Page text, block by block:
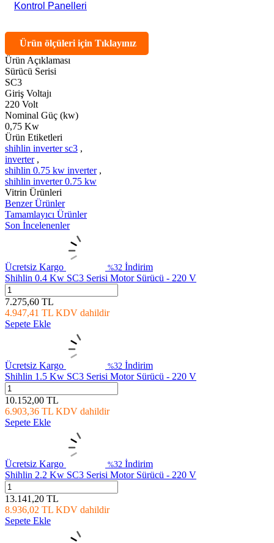
Kontrol Panelleri
Ürün ölçüleri için Tıklayınız
Ürün Açıklaması
Sürücü Serisi
SC3
Giriş Voltajı
220 Volt
Nominal Güç (kw)
0,75 Kw
Ürün Etiketleri
shihlin inverter sc3 ,
inverter ,
shihlin 0.75 kw inverter ,
shihlin inverter 0.75 kw
Vitrin Ürünleri
Benzer Ürünler
Tamamlayıcı Ürünler
Son İncelenenler
Ücretsiz Kargo %32 İndirim
Shihlin 0.4 Kw SC3 Serisi Motor Sürücü - 220 V
7.275,60 TL
4.947,41 TL KDV dahildir
Sepete Ekle
Ücretsiz Kargo %32 İndirim
Shihlin 1.5 Kw SC3 Serisi Motor Sürücü - 220 V
10.152,00 TL
6.903,36 TL KDV dahildir
Sepete Ekle
Ücretsiz Kargo %32 İndirim
Shihlin 2.2 Kw SC3 Serisi Motor Sürücü - 220 V
13.141,20 TL
8.936,02 TL KDV dahildir
Sepete Ekle